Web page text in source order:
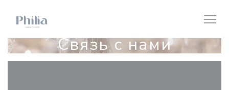
Связь с нами